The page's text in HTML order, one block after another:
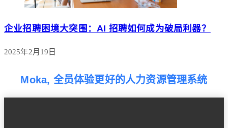
企业招聘困境大突围：AI 招聘如何成为破局利器？
2025年2月19日
Moka, 全员体验更好的人力资源管理系统